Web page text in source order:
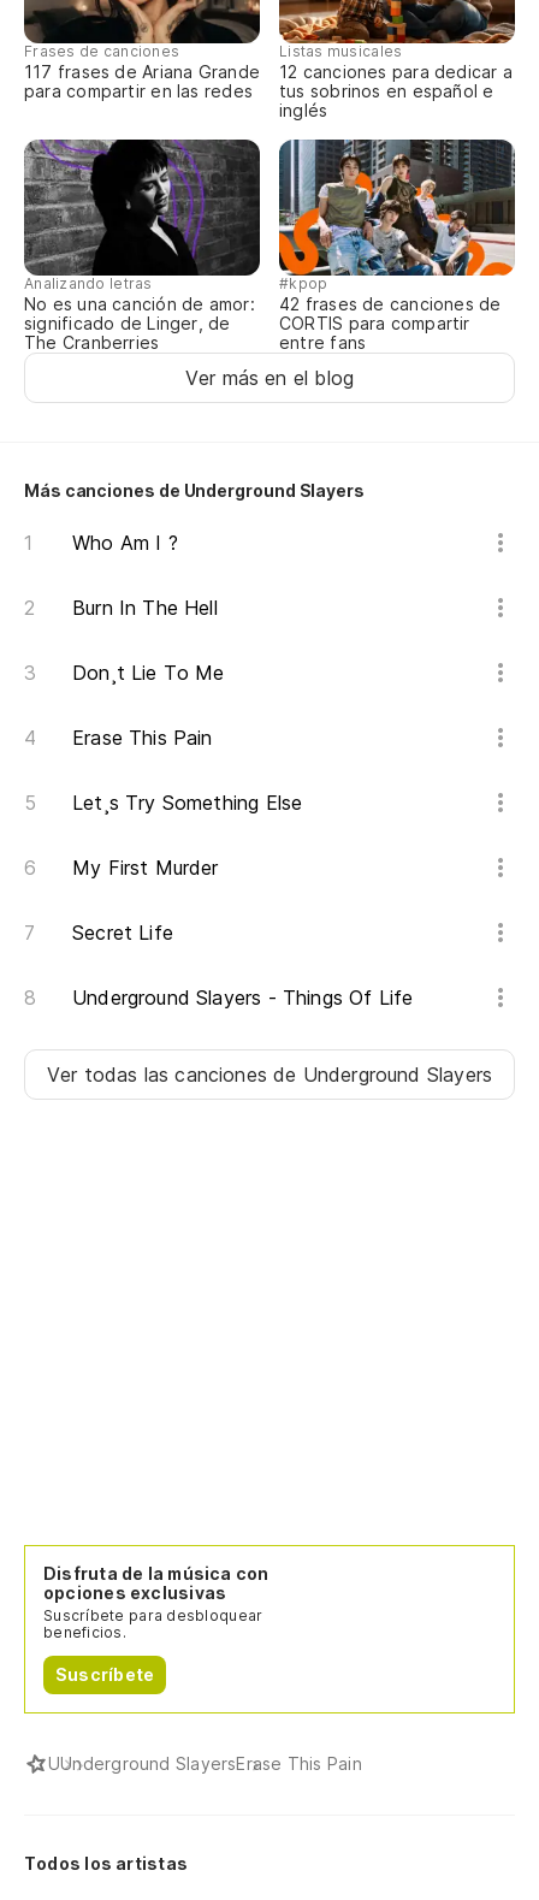
Frases de canciones
117 frases de Ariana Grande
para compartir en las redes
Listas musicales
12 canciones para dedicar a
tus sobrinos en español e
inglés
Analizando letras
No es una canción de amor:
significado de Linger, de
The Cranberries
#kpop
42 frases de canciones de
CORTIS para compartir
entre fans
Ver más en el blog
Más canciones de Underground Slayers
Who Am I ?
Burn In The Hell
Don¸t Lie To Me
Erase This Pain
Let¸s Try Something Else
My First Murder
Secret Life
Underground Slayers - Things Of Life
Ver todas las cancionesde Underground Slayers
Disfruta de la música con
opciones exclusivas
Suscríbete para desbloquear
beneficios.
Suscríbete
UUnderground SlayersErase This Pain
Todos los artistas